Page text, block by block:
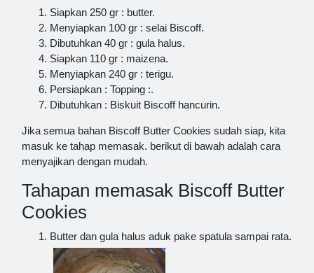
Siapkan 250 gr : butter.
Menyiapkan 100 gr : selai Biscoff.
Dibutuhkan 40 gr : gula halus.
Siapkan 110 gr : maizena.
Menyiapkan 240 gr : terigu.
Persiapkan : Topping :.
Dibutuhkan : Biskuit Biscoff hancurin.
Jika semua bahan Biscoff Butter Cookies sudah siap, kita
masuk ke tahap memasak. berikut di bawah adalah cara
menyajikan dengan mudah.
Tahapan memasak Biscoff Butter
Cookies
Butter dan gula halus aduk pake spatula sampai rata.